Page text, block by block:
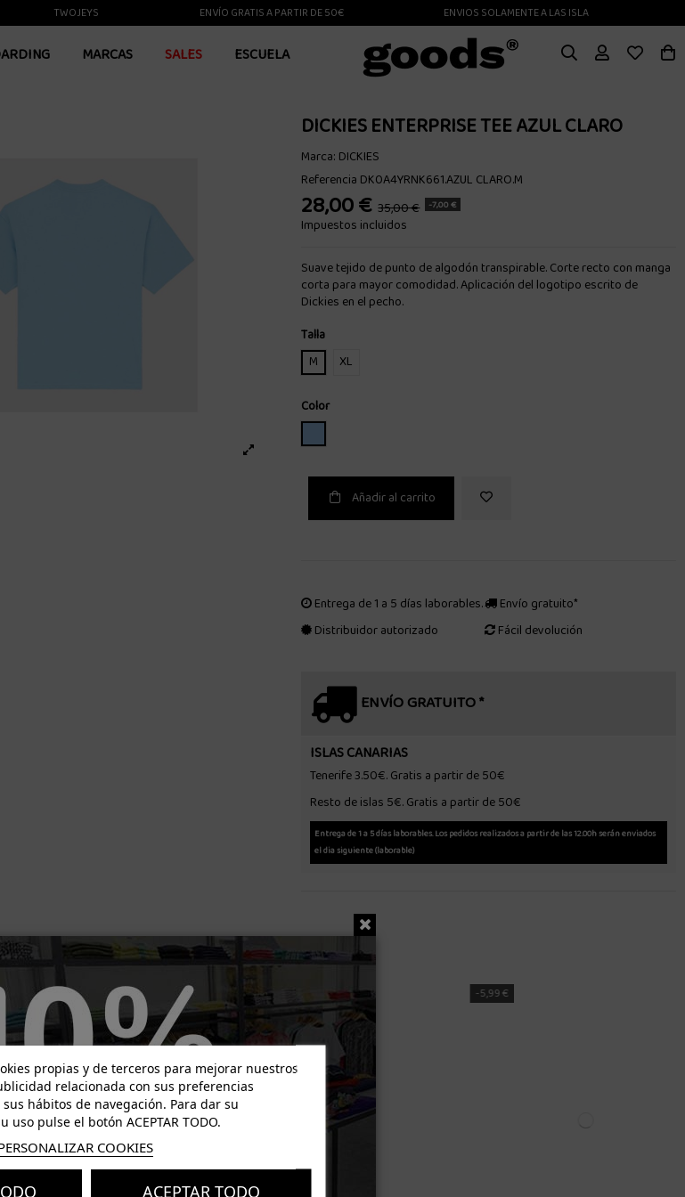
TWOJEYS ENVÍO GRATIS A PARTIR DE 50€ ENVIOS SOLAMENTE A LAS ISLAS CANARIAS
MARCAS SALES ESCUELA
DICKIES ENTERPRISE TEE AZUL CLARO
Marca: DICKIES
Referencia DK0A4YRNK661.AZUL CLARO.M
28,00 € 35,00 € -7,00 €
Impuestos incluidos
Suave tejido de punto de algodón transpirable. Corte recto con manga
corta para mayor comodidad. Aplicación del logotipo escrito de
Dickies en el pecho.
Talla
M
XL
Color
Añadir al carrito
Entrega de 1 a 5 días laborables.
Distribuidor autorizado
Envío gratuito*
Fácil devolución
ENVÍO GRATUITO *
ISLAS CANARIAS
Tenerife 3.50€. Gratis a partir de 50€
Resto de islas 5€. Gratis a partir de 50€
Entrega de 1 a 5 días laborables. Los pedidos realizados a partir de las 12.00h serán enviados
el dia siguiente (laborable)
-8,38 €
propias y de terceros para mejorar nuestros
relacionada con sus preferencias
hábitos de navegación. Para dar su
pulse el botón ACEPTAR TODO.
COOKIES
ACEPTAR TODO